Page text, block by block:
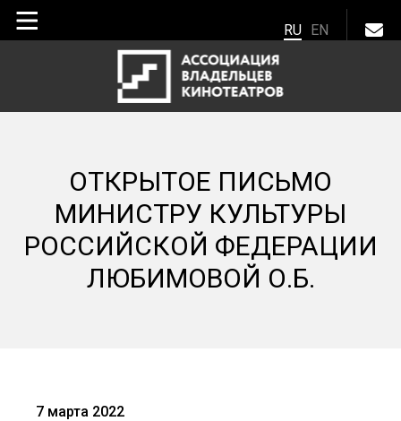
RU EN
ОТКРЫТОЕ ПИСЬМО
МИНИСТРУ КУЛЬТУРЫ
РОССИЙСКОЙ ФЕДЕРАЦИИ
ЛЮБИМОВОЙ О.Б.
7 марта 2022